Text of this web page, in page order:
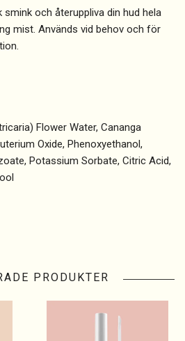
smink och återuppliva din hud hela
mist. Används vid behov och för
Flower Water, Cananga
Oxide, Phenoxyethanol,
Potassium Sorbate, Citric Acid,
PRODUKTER